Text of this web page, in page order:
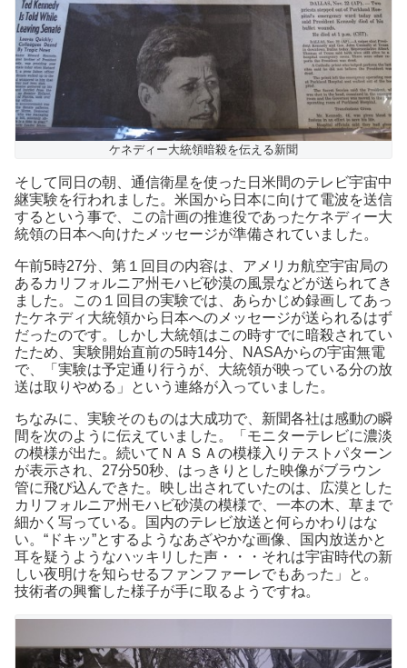
ケネディー大統領暗殺を伝える新聞
そして同日の朝、通信衛星を使った日米間のテレビ宇宙中
継実験を行われました。米国から日本に向けて電波を送信
するという事で、この計画の推進役であったケネディー大
統領の日本へ向けたメッセージが準備されていました。
午前5時27分、第１回目の内容は、アメリカ航空宇宙局の
あるカリフォルニア州モハビ砂漠の風景などが送られてき
ました。この１回目の実験では、あらかじめ録画してあっ
たケネディ大統領から日本へのメッセージが送られるはず
だったのです。しかし大統領はこの時すでに暗殺されてい
たため、実験開始直前の5時14分、NASAからの宇宙無電
で、「実験は予定通り行うが、大統領が映っている分の放
送は取りやめる」という連絡が入っていました。
ちなみに、実験そのものは大成功で、新聞各社は感動の瞬
間を次のように伝えていました。「モニターテレビに濃淡
の模様が出た。続いてＮＡＳＡの模様入りテストパターン
が表示され、27分50秒、はっきりとした映像がブラウン
管に飛び込んできた。映し出されていたのは、広漠とした
カリフォルニア州モハビ砂漠の模様で、一本の木、草まで
細かく写っている。国内のテレビ放送と何らかわりはな
い。“ドキッ”とするようなあざやかな画像、国内放送かと
耳を疑うようなハッキリした声・・・それは宇宙時代の新
しい夜明けを知らせるファンファーレでもあった」と。
技術者の興奮した様子が手に取るようですね。